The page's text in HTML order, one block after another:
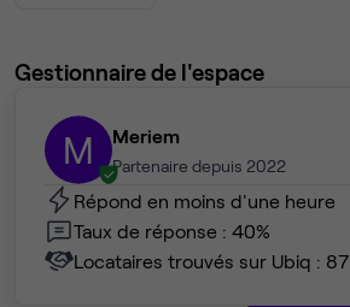
Gestionnaire de l'espace
M Meriem
Partenaire depuis 2022
Répond en moins d'une heure
Taux de réponse : 40%
Locataires trouvés sur Ubiq : 87